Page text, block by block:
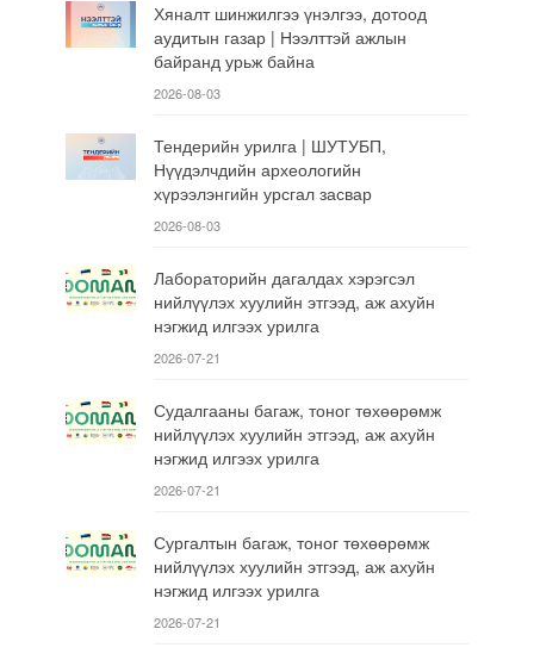
Хяналт шинжилгээ үнэлгээ, дотоод
аудитын газар | Нээлттэй ажлын
байранд урьж байна
2026-08-03
Тендерийн урилга | ШУТУБП,
Нүүдэлчдийн археологийн
хүрээлэнгийн урсгал засвар
2026-08-03
Лабораторийн дагалдах хэрэгсэл
нийлүүлэх хуулийн этгээд, аж ахуйн
нэгжид илгээх урилга
2026-07-21
Судалгааны багаж, тоног төхөөрөмж
нийлүүлэх хуулийн этгээд, аж ахуйн
нэгжид илгээх урилга
2026-07-21
Сургалтын багаж, тоног төхөөрөмж
нийлүүлэх хуулийн этгээд, аж ахуйн
нэгжид илгээх урилга
2026-07-21